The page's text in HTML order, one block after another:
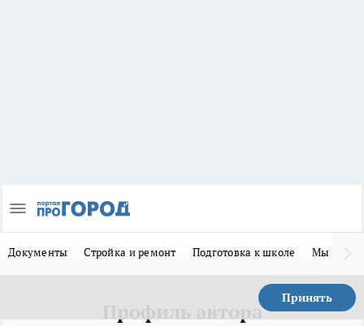
Документы Стройка и ремонт Подготовка к школе Мы в MAX
Принять
Профиль автора